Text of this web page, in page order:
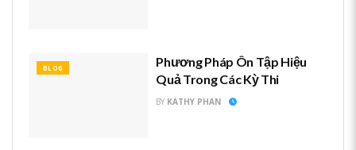
BLOG
Phương Pháp Ôn Tập Hiệu
Quả Trong Các Kỳ Thi
BY KATHY PHAN